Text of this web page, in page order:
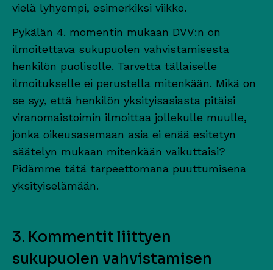
vielä lyhyempi, esimerkiksi viikko.
Pykälän 4. momentin mukaan DVV:n on
ilmoitettava sukupuolen vahvistamisesta
henkilön puolisolle. Tarvetta tällaiselle
ilmoitukselle ei perustella mitenkään. Mikä on
se syy, että henkilön yksityisasiasta pitäisi
viranomaistoimin ilmoittaa jollekulle muulle,
jonka oikeusasemaan asia ei enää esitetyn
säätelyn mukaan mitenkään vaikuttaisi?
Pidämme tätä tarpeettomana puuttumisena
yksityiselämään.
3. Kommentit liittyen
sukupuolen vahvistamisen